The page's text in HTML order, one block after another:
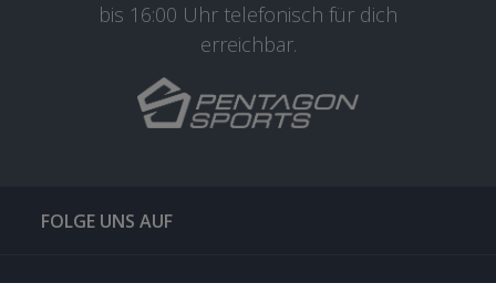
bis 16:00 Uhr telefonisch für dich
erreichbar.
FOLGE UNS AUF
QUICKLINKS & TIPPS